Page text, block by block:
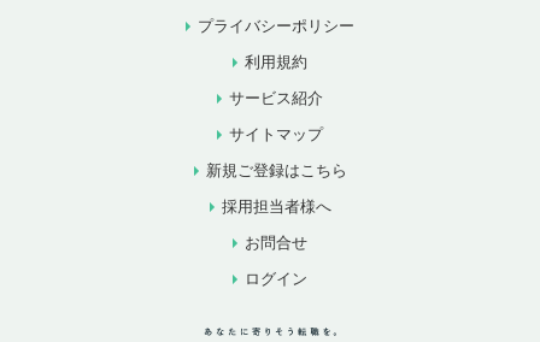
プライバシーポリシー
利用規約
サービス紹介
サイトマップ
新規ご登録はこちら
採用担当者様へ
お問合せ
ログイン